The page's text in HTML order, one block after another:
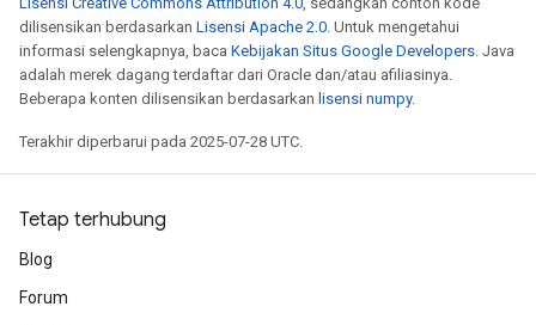
dilisensikan berdasarkan Lisensi Apache 2.0. Untuk mengetahui
informasi selengkapnya, baca Kebijakan Situs Google Developers. Java
adalah merek dagang terdaftar dari Oracle dan/atau afiliasinya.
Beberapa konten dilisensikan berdasarkan lisensi numpy.
Terakhir diperbarui pada 2025-07-28 UTC.
Tetap terhubung
Blog
Forum